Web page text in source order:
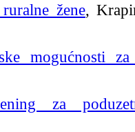
žene,
mogućnosti za
za